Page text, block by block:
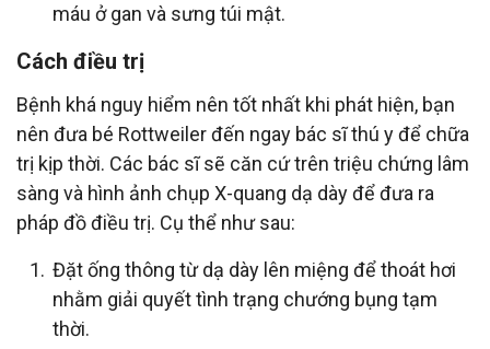
máu ở gan và sưng túi mật.
Cách điều trị
Bệnh khá nguy hiểm nên tốt nhất khi phát hiện, bạn
nên đưa bé Rottweiler đến ngay bác sĩ thú y để chữa
trị kịp thời. Các bác sĩ sẽ căn cứ trên triệu chứng lâm
sàng và hình ảnh chụp X-quang dạ dày để đưa ra
pháp đồ điều trị. Cụ thể như sau:
Đặt ống thông từ dạ dày lên miệng để thoát hơi
nhằm giải quyết tình trạng chướng bụng tạm
thời.